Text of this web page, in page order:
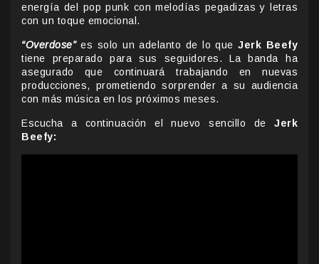
energía del pop punk con melodías pegadizas y letras
con un toque emocional.
“Overdose”es solo un adelanto de lo queJerk Beefy
tiene preparado para sus seguidores. La banda ha
asegurado que continuará trabajando en nuevas
producciones, prometiendo sorprender a su audiencia
con más música en los próximos meses.
Escucha a continuación el nuevo sencillo de Jerk
Beefy: